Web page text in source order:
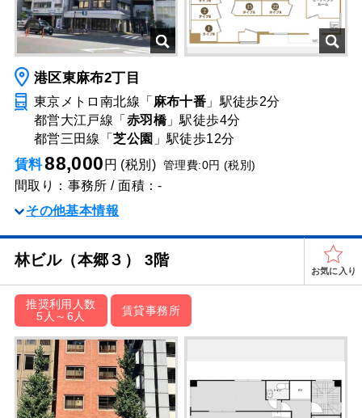
港区東麻布2丁目
東京メトロ南北線「 麻布十番 」駅徒歩2分
都営大江戸線「 赤羽橋」駅徒歩4分
都営三田線「芝公園 」駅徒歩12分
賃料88,000 円 (税別) 管理費:0円 (税別)
間取り：事務所 / 面積：-
その他基本情報
林ビル（本郷３） 3階
お気に入り
推奨利用人数
5人～6人
賃貸事務所